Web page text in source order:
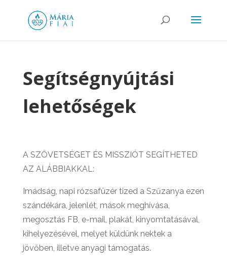
Segítségnyújtási
lehetőségek
A SZÖVETSÉGET ÉS MISSZIÓT SEGÍTHETED
AZ ALÁBBIAKKAL:
Imádság, napi rózsafüzér tized a Szűzanya ezen
szándékára, jelenlét, mások meghívása,
megosztás FB, e-mail, plakát, kinyomtatásával,
kihelyezésével, melyet küldünk nektek a
jövőben, illetve anyagi támogatás.